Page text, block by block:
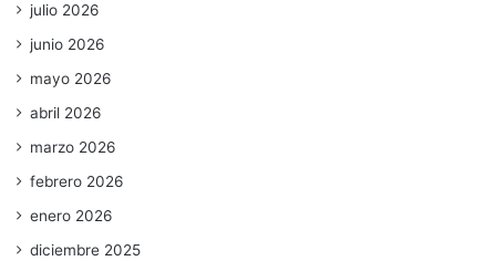
julio 2026
junio 2026
mayo 2026
abril 2026
marzo 2026
febrero 2026
enero 2026
diciembre 2025